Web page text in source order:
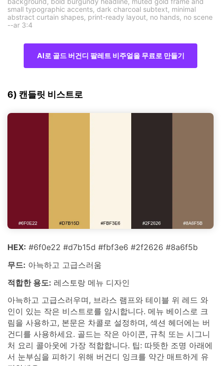
small typographic accents, dark charcoal subtext, minimal
abstract curtain shapes, print-ready layout, no hands, no scene
--ar 3:4
AI로 골드 버건디 팔레트 비주얼을 무료로 만들기
6) 캔들릿 비스트로
HEX: #6f0e22 #d7b15d #fbf3e6 #2f2626 #8a6f5b
무드: 아늑하고 고급스러움
적합한 용도: 레스토랑 메뉴 디자인
아늑하고 고급스러우며, 브라스 램프와 테이블 위 레드 와
인이 있는 작은 비스트로를 암시합니다. 메뉴 베이스로 크
림을 사용하고, 본문은 차콜로 설정하며, 섹션 헤더에는 버
건디를 사용하세요. 골드는 작은 아이콘, 규칙 또는 시그니
처 요리 콜아웃에 가장 적합합니다. 팁: 따뜻한 조명 아래에
서 눈부심을 피하기 위해 버건디 잉크를 약간 매트하게 유